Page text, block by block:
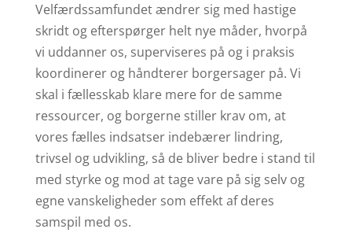
Velfærdssamfundet ændrer sig med hastige
skridt og efterspørger helt nye måder, hvorpå
vi uddanner os, superviseres på og i praksis
koordinerer og håndterer borgersager på. Vi
skal i fællesskab klare mere for de samme
ressourcer, og borgerne stiller krav om, at
vores fælles indsatser indebærer lindring,
trivsel og udvikling, så de bliver bedre i stand til
med styrke og mod at tage vare på sig selv og
egne vanskeligheder som effekt af deres
samspil med os.